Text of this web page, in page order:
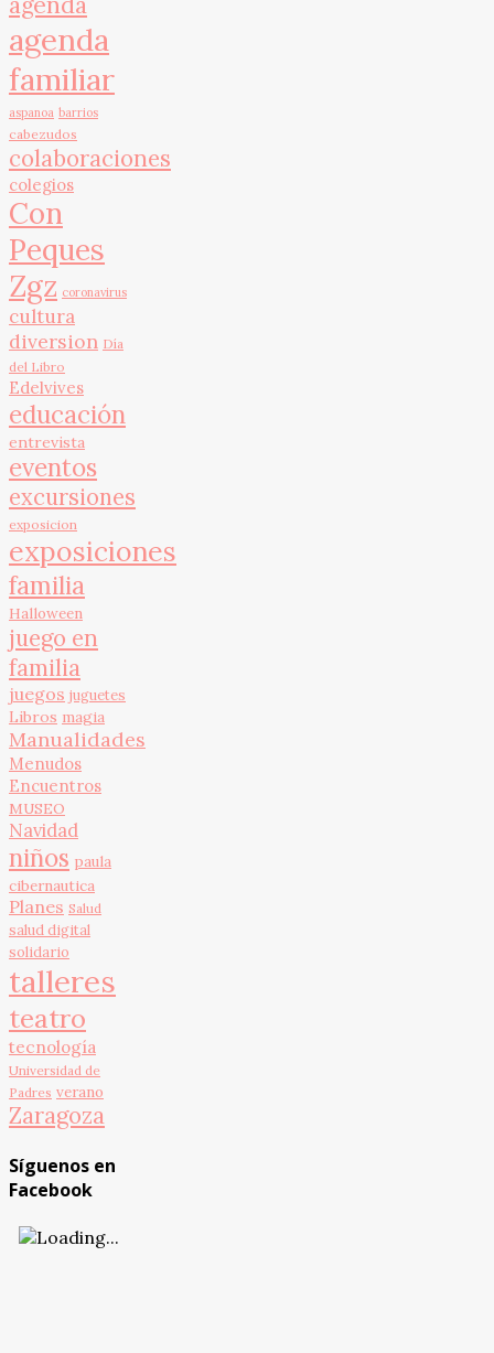
agenda
familiar
aspanoa barrios
cabezudos
colaboraciones
colegios
Con
Peques
Zgz coronavirus
cultura
diversion Día
del Libro
Edelvives
educación
entrevista
eventos
excursiones
exposicion
exposiciones
familia
Halloween
juego en
familia
juegos juguetes
Libros magia
Manualidades
Menudos
Encuentros
MUSEO
Navidad
niños paula
cibernautica
Planes Salud
salud digital
solidario
talleres
teatro
tecnología
Universidad de
Padres verano
Zaragoza
Síguenos en
Facebook